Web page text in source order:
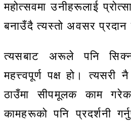
महोत्सवमा उनीहरूलाई
बनाउँदै त्यस्तो अवसर प्रदान
त्यसबाट अरूले पनि
महत्त्वपूर्ण पक्ष हो।
ठाउँमा सीपमूलक काम
कामहरूको पनि प्रदर्शनी